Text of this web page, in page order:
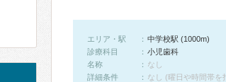
エリア・駅
中学校駅 (1000m)
診療科目
小児歯科
名称
なし
詳細条件
なし (曜日や時間帯を